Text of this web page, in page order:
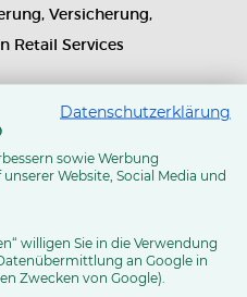
Versicherung,
Retail Services
Datenschutzerklärung
sowie Werbung
Website, Social Media und
willigen Sie in die Verwendung
an Google in
Zwecken von Google).